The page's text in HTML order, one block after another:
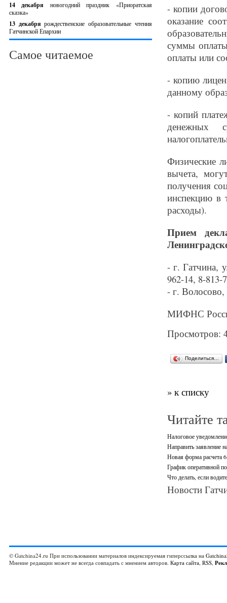
14 декабря новогодний праздник «Приоратская
сказка»
13 декабрярождественские образовательные чтения
Гатчинской Епархии
Самое читаемое
- копии
оказание
суммы
оплаты или
- копию
данному
- копий
денежных
Физические
вычета,
получения
инспекцию в
расходы).
Прием
- г. Гатчина,
962-14, 8-813-
- г.
МИФНС
Просмотров:
Поделиться…
» к списку
Читайте
Налоговое
Направить заявление
Новая форма расчета
График оперативной
Что делать, если
Новости
© Gatchina24.ru При использовании материалов индексируемая гиперссылка на
Мнение редакции может не всегда совпадать с мнением авторов. Карта сайта, RSS,